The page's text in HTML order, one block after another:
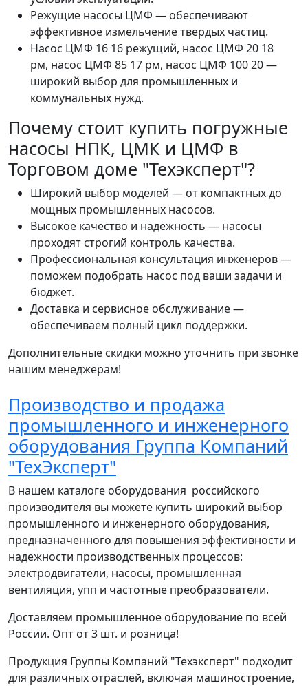
Режущие насосы ЦМФ — обеспечивают
эффективное измельчение твердых частиц.
Насос ЦМФ 16 16 режущий, насос ЦМФ 20 18
рм, насос ЦМФ 85 17 рм, насос ЦМФ 100 20 —
широкий выбор для промышленных и
коммунальных нужд.
Почему стоит купить погружные
насосы НПК, ЦМК и ЦМФ в
Торговом доме "Техэксперт"?
Широкий выбор моделей — от компактных до
мощных промышленных насосов.
Высокое качество и надежность — насосы
проходят строгий контроль качества.
Профессиональная консультация инженеров —
поможем подобрать насос под ваши задачи и
бюджет.
Доставка и сервисное обслуживание —
обеспечиваем полный цикл поддержки.
Дополнительные скидки можно уточнить при звонке
нашим менеджерам!
Производство и продажа
промышленного и инженерного
оборудования Группа Компаний
"ТехЭксперт"
В нашем каталоге оборудования российского
производителя вы можете купить широкий выбор
промышленного и инженерного оборудования,
предназначенного для повышения эффективности и
надежности производственных процессов:
электродвигатели, насосы, промышленная
вентиляция, упп и частотные преобразователи.
Доставляем промышленное оборудование по всей
России. Опт от 3 шт. и розница!
Продукция Группы Компаний "Техэксперт" подходит
для различных отраслей, включая машиностроение,